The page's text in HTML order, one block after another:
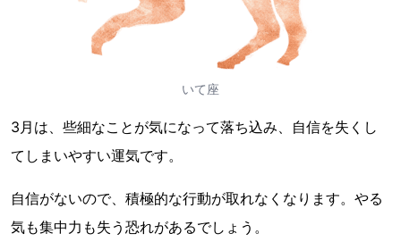
いて座
3月は、些細なことが気になって落ち込み、自信を失くし
てしまいやすい運気です。
自信がないので、積極的な行動が取れなくなります。やる
気も集中力も失う恐れがあるでしょう。